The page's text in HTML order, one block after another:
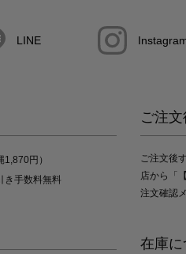
LINE
1,870円）
き手数料無料
ご注
ご注文後
店から「
注文確認
在庫に